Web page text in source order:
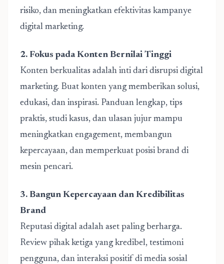
risiko, dan meningkatkan efektivitas kampanye
digital marketing.
2. Fokus pada Konten Bernilai Tinggi
Konten berkualitas adalah inti dari disrupsi digital
marketing. Buat konten yang memberikan solusi,
edukasi, dan inspirasi. Panduan lengkap, tips
praktis, studi kasus, dan ulasan jujur mampu
meningkatkan engagement, membangun
kepercayaan, dan memperkuat posisi brand di
mesin pencari.
3. Bangun Kepercayaan dan Kredibilitas
Brand
Reputasi digital adalah aset paling berharga.
Review pihak ketiga yang kredibel, testimoni
pengguna, dan interaksi positif di media sosial